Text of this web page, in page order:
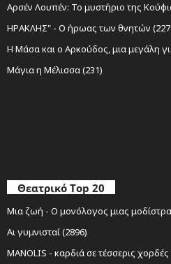
Αρσέν Λουπέν: Το μυστήριο της
ΗΡΑΚΛΗΣ" - Ο ήρωας των θνητών
Η Μάσα και ο Αρκούδος, μια μεγάλη
Μάγια η Μέλισσα (231)
Θεατρικό Top 20
Μια ζωή - Ο μονόλογος μιας
Αι γυμνισταί (2896)
MANOLIS - καρδιά σε τέσσερις χορδές